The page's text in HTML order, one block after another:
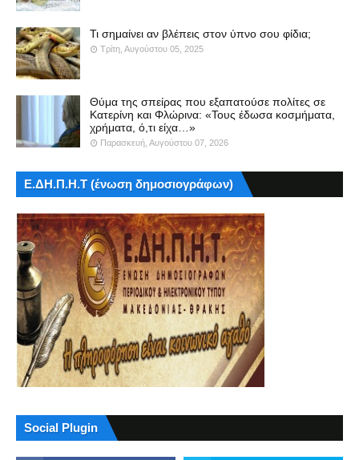
Τι σημαίνει αν βλέπεις στον ύπνο σου φίδια;
Τρίτη, Αυγούστου 05, 2025
Θύμα της σπείρας που εξαπατούσε πολίτες σε
Κατερίνη και Φλώρινα: «Τους έδωσα κοσμήματα,
χρήματα, ό,τι είχα…»
Παρασκευή, Αυγούστου 07, 2026
Ε.ΔΗ.Π.Η.Τ (ένωση δημοσιογράφων)
Social Plugin